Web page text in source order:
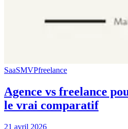
SaaSMVPfreelance
Agence vs freelance
le vrai comparatif
21 avril 2026